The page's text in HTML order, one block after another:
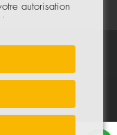
des données
PARTS, S.L.U.
autorisation
appuyant sur